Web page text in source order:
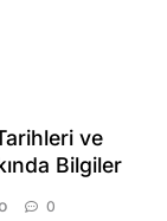
ve
Bilgiler
0